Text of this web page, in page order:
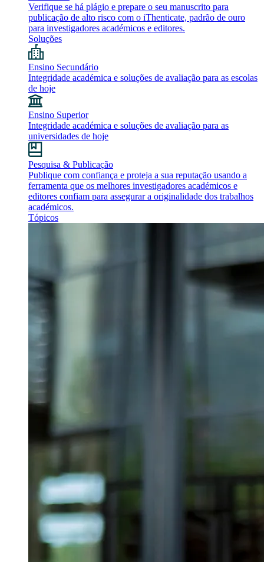
Verifique se há plágio e prepare o seu manuscrito para
publicação de alto risco com o iThenticate, padrão de ouro
para investigadores académicos e editores.
Soluções
Ensino Secundário
Integridade académica e soluções de avaliação para as escolas
de hoje
Ensino Superior
Integridade académica e soluções de avaliação para as
universidades de hoje
Pesquisa & Publicação
Publique com confiança e proteja a sua reputação usando a
ferramenta que os melhores investigadores académicos e
editores confiam para assegurar a originalidade dos trabalhos
académicos.
Tópicos